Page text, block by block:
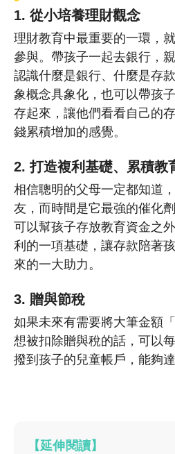
1. 從小培養理財觀念
理財教育中最重要的一環，
參與。帶孩子一起去銀行，
認識什麼是銀行、什麼是存
象概念具象化，也可以帶孩
存起來，讓他們看看自己的
錢累積增加的感覺。
2. 打造複利基礎、累積教
相信聰明的父母一定都知道
友，而時間是它最強的催化
可以幫孩子存放教育資金之
利的一項基礎，讓存款陪著
來的一大助力。
3. 贈與節稅
如果未來有需要將大筆金額
想被扣除贈與稅的話，可以
撥到孩子的兒童帳戶，能夠
【延伸閱讀】